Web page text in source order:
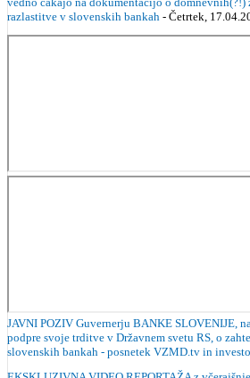
razlastitve v slovenskih bankah - Četrtek,
JAVNI POZIV Guvernerju BANKE SLOVENIJE,
podpre svoje trditve v Državnem svetu RS, o
slovenskih bankah - posnetek VZMD.tv in